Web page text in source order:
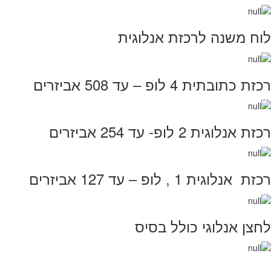
לוח משנה לרכזת אנלוגית
רכזת כתובתית 4 לופ – עד 508 אביזרים
רכזת אנלוגית 2 לופ- עד 254 אביזרים
רכזת אנלוגית 1 , לופ – עד 127 אביזרים
לחצן אנלוגי כולל בסיס